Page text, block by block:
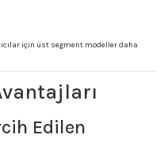
için üst segment modeller daha
Edilen